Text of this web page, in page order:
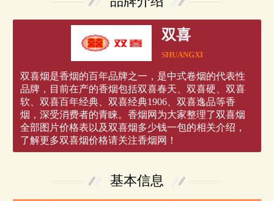
双喜
SHUANGXI
双喜烟是香烟的百年品牌之一，是中式卷烟的代表性
品牌，目前在产的香烟包括双喜春天、双喜硬、双喜
软、双喜百年经典、双喜经典1906、双喜逸品等香
烟，深受消费者的青睐。香烟网为大家整理了双喜烟
全部图片价格表以及双喜烟多少钱一包的相关介绍，
了解更多双喜烟价格请关注香烟网！
基本信息